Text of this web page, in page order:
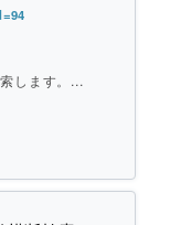
して検索
します。...